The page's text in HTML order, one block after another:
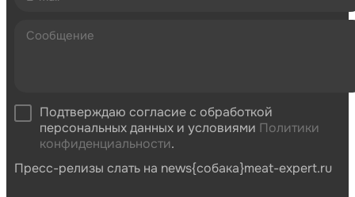
Подтверждаю согласие с обработкой
персональных данных и условиями Политики
конфиденциальности.
Пресс-релизы слать на news{собака}meat-expert.ru